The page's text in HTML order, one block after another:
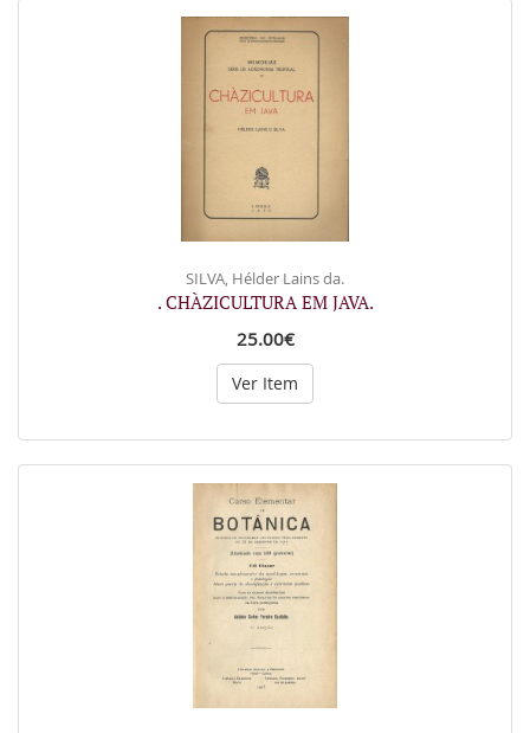
SILVA, Hélder Lains da.
. CHÀZICULTURA EM JAVA.
25.00€
Ver Item